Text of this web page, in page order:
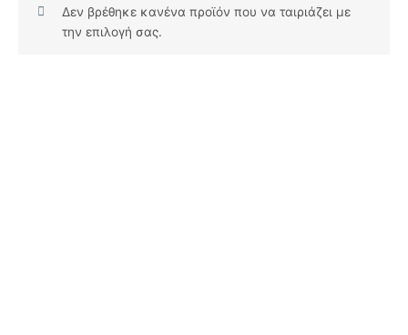
Δεν βρέθηκε κανένα προϊόν που να ταιριάζει με
την επιλογή σας.